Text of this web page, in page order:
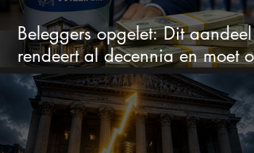
Beleggers opgelet: Dit aandeel
rendeert al decennia en moet op
je watchlist staan!